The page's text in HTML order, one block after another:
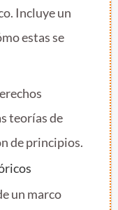
Incluye un
estas se
teorías de
de principios.
un marco